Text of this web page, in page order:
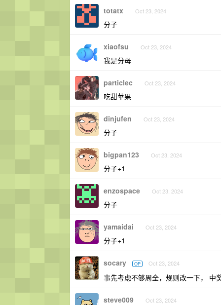
totatx Oct 23, 2024
分子
xiaofsu Oct 23, 2024
我是分母
particlec Oct 23, 2024
吃甜苹果
dinjufen Oct 23, 2024
分子
bigpan123 Oct 23, 2024
分子+1
enzospace Oct 23, 2024
分子
yamaidai Oct 23, 2024
分子+1
socary OP Oct 23, 2024
事先考虑不够周全，规则改一下， 中
steve009 Oct 23, 2024